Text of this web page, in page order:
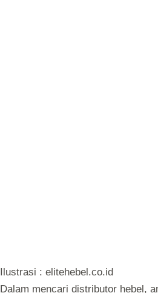
Ilustrasi : elitehebel.co.id
Dalam mencari distributor hebel,